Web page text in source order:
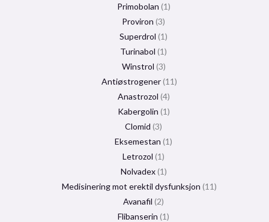
Primobolan 1
Proviron 3
Superdrol 1
Turinabol 1
Winstrol 3
Antiøstrogener 11
Anastrozol 4
Kabergolin 1
Clomid 3
Eksemestan 1
Letrozol 1
Nolvadex 1
Medisinering mot erektil dysfunksjon 11
Avanafil 2
Flibanserin 1